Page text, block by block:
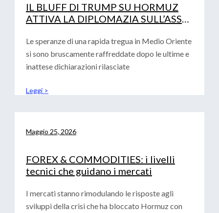
IL BLUFF DI TRUMP SU HORMUZ
ATTIVA LA DIPLOMAZIA SULL’ASSE
Le speranze di una rapida tregua in Medio Oriente
si sono bruscamente raffreddate dopo le ultime e
inattese dichiarazioni rilasciate
Leggi >
Maggio 25, 2026
FOREX & COMMODITIES: i livelli
tecnici che guidano i mercati
I mercati stanno rimodulando le risposte agli
sviluppi della crisi che ha bloccato Hormuz con